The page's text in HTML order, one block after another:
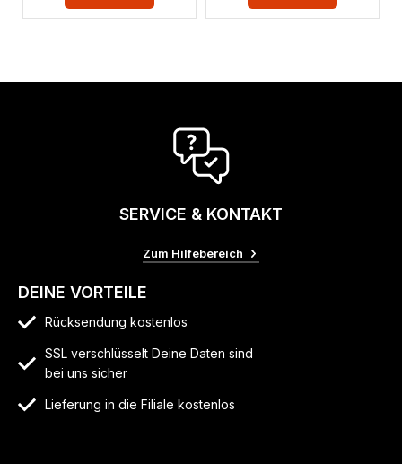
SERVICE & KONTAKT
Zum Hilfebereich
DEINE VORTEILE
Rücksendung kostenlos
SSL verschlüsselt Deine Daten sind
bei uns sicher
Lieferung in die Filiale kostenlos